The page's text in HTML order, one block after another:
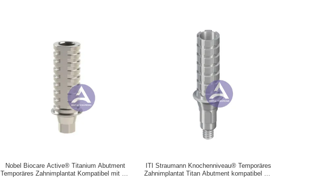
Nobel Biocare Active® Titanium Abutment
Temporäres Zahnimplantat Kompatibel mit NP
ITI Straumann Knochenniveau® Temporäres
Zahnimplantat Titan Abutment kompatibel mit